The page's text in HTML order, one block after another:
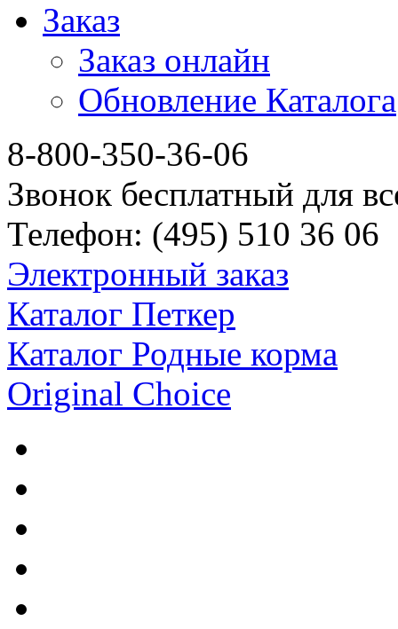
Заказ
Заказ онлайн
Обновление Каталога
8-800-350-36-06
Звонок бесплатный для
Телефон: (495) 510 36 06
Электронный заказ
Каталог Петкер
Каталог Родные корма
Original Choice